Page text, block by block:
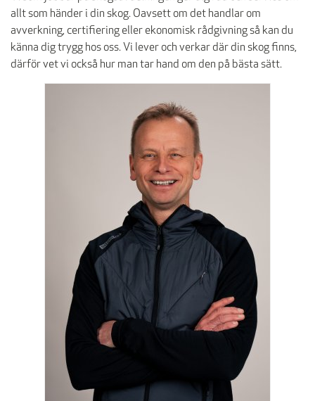
allt som händer i din skog. Oavsett om det handlar om
avverkning, certifiering eller ekonomisk rådgivning så kan du
känna dig trygg hos oss. Vi lever och verkar där din skog finns,
därför vet vi också hur man tar hand om den på bästa sätt.